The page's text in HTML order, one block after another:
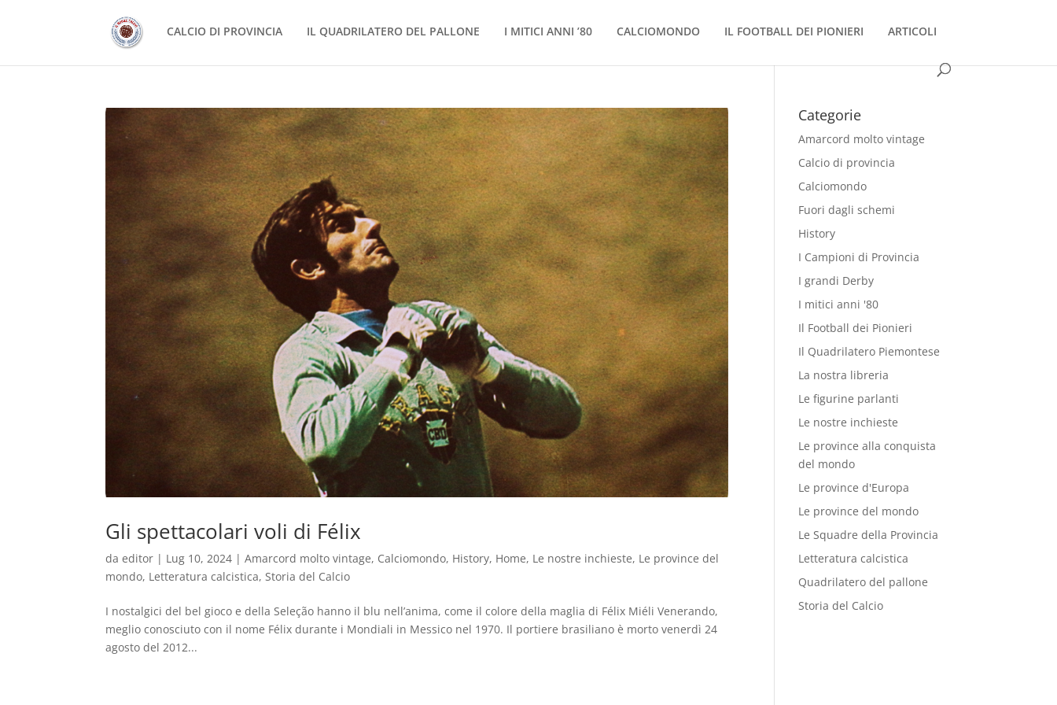
CALCIO DI PROVINCIA IL QUADRILATERO DEL PALLONE I MITICI ANNI ’80 CALCIOMONDO IL FOOTBALL DEI PIONIERI ARTICOLI
Gli spettacolari voli di Félix
daeditor | Lug 10, 2024 |Amarcord molto vintage, Calciomondo, History, Home, Le nostre inchieste, Le province del
mondo, Letteratura calcistica, Storia del Calcio
I nostalgici del bel gioco e della Seleção hanno il blu nell’anima, come il colore della maglia di Félix Miéli Venerando,
meglio conosciuto con il nome Félix durante i Mondiali in Messico nel 1970. Il portiere brasiliano è morto venerdì 24
agosto del 2012...
Categorie
Amarcord molto vintage
Calcio di provincia
Calciomondo
Fuori dagli schemi
History
I Campioni di Provincia
I grandi Derby
I mitici anni '80
Il Football dei Pionieri
Il Quadrilatero Piemontese
La nostra libreria
Le figurine parlanti
Le nostre inchieste
Le province alla conquista
del mondo
Le province d'Europa
Le province del mondo
Le Squadre della Provincia
Letteratura calcistica
Quadrilatero del pallone
Storia del Calcio